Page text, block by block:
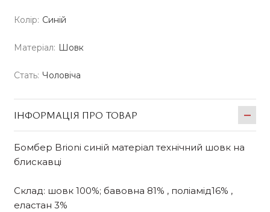
Колір: Синій
Матеріал: Шовк
Стать: Чоловіча
ІНФОРМАЦІЯ ПРО ТОВАР
Бомбер Brioni синій матеріал технічний шовк на
блискавці
Склад: шовк 100%; бавовна 81% , поліамід16% ,
еластан 3%